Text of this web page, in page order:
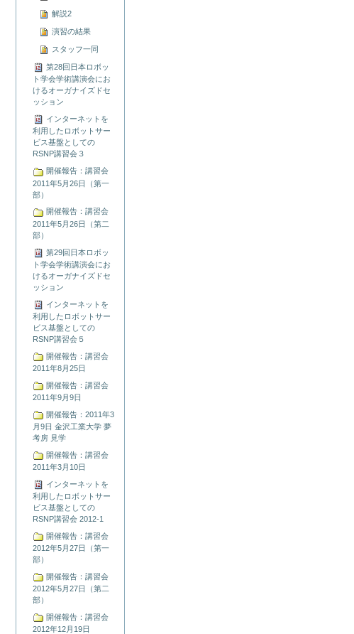
解説2
演習の結果
スタッフ一同
第28回日本ロボッ
ト学会学術講演会にお
けるオーガナイズドセ
ッション
インターネットを
利用したロボットサー
ビス基盤としての
RSNP講習会３
開催報告：講習会
2011年5月26日（第一
部）
開催報告：講習会
2011年5月26日（第二
部）
第29回日本ロボッ
ト学会学術講演会にお
けるオーガナイズドセ
ッション
インターネットを
利用したロボットサー
ビス基盤としての
RSNP講習会５
開催報告：講習会
2011年8月25日
開催報告：講習会
2011年9月9日
開催報告：2011年3
月9日 金沢工業大学 夢
考房 見学
開催報告：講習会
2011年3月10日
インターネットを
利用したロボットサー
ビス基盤としての
RSNP講習会 2012-1
開催報告：講習会
2012年5月27日（第一
部）
開催報告：講習会
2012年5月27日（第二
部）
開催報告：講習会
2012年12月19日